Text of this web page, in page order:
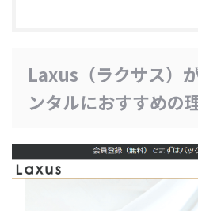
Laxus（ラクサス）
ンタルにおすすめの